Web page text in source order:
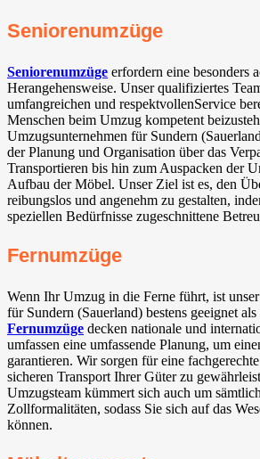
Seniorenumzüge
Seniorenumzüge erfordern eine besonders
Herangehensweise. Unser qualifiziertes
umfangreichen und respektvollenService
Menschen beim Umzug kompetent
Umzugsunternehmen für Sundern
der Planung und Organisation über das
Transportieren bis hin zum Auspacken der
Aufbau der Möbel. Unser Ziel ist es, den
reibungslos und angenehm zu gestalten,
speziellen Bedürfnisse zugeschnittene
Fernumzüge
Wenn Ihr Umzug in die Ferne führt, ist
für Sundern (Sauerland) bestens geeignet
Fernumzüge decken nationale und
umfassen eine umfassende Planung, um
garantieren. Wir sorgen für eine
sicheren Transport Ihrer Güter zu
Umzugsteam kümmert sich auch um
Zollformalitäten, sodass Sie sich auf das
können.